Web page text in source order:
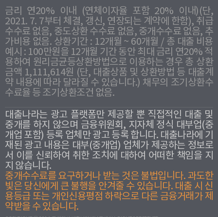
금리 연20% 이내 (연체이자율 포함 20% 이내)(단,
2021. 7. 7부터 체결, 갱신, 연장되는 계약에 한함), 취급
수수료 없음, 중도상환 수수료 없음, 중개수수료 없음, 추
가비용 없음. 상환기간 : 12개월 ~ 60개월 / 총 대출 비용
예시 : 100만원을 12개월 기간 동안 최대 금리 연20% 적
용하여 원리금균등상환방법으로 이용하는 경우 총 상환
금액 1,111,614원 (단, 대출상품 및 상환방법 등 대출계
약 내용에 따라 달라질 수 있습니다.) 채무의 조기상환수
수료율 등 조기상환조건 없음.
대출나라는 광고 플랫폼만 제공할 뿐 직접적인 대출 및
중개를 하지 않으며 금융위원회, 지자체 정식 대부업(중
개업 포함) 등록 업체만 광고 등록 합니다. 대출나라에 기
재된 광고 내용은 대부(중개업) 업체가 제공하는 정보로
서 이를 신뢰하여 취한 조치에 대하여 어떠한 책임을 지
지 않습니다.
중개수수료를 요구하거나 받는 것은 불법입니다. 과도한
빛은 당신에게 큰 불행을 안겨줄 수 있습니다. 대출 시 신
용등급 또는 개인신용평점 하락으로 다른 금융거래가 제
약받을 수 있습니다.